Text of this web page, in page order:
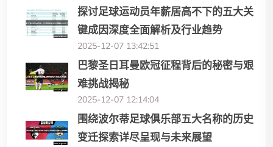
探讨足球运动员年薪居高不下的五大关
键成因深度全面解析及行业趋势
2025-12-07 13:42:51
巴黎圣日耳曼欧冠征程背后的秘密与艰
难挑战揭秘
2025-12-07 12:14:04
围绕波尔蒂足球俱乐部五大名称的历史
变迁探索详尽呈现与未来展望